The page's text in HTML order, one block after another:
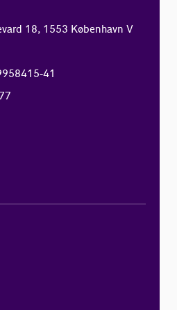
18, 1553 København V
41